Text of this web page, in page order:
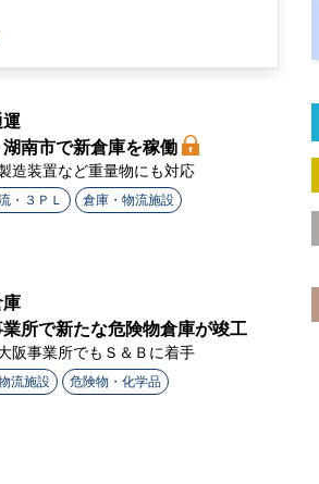
運
南市で新倉庫を稼働
造装置など重量物にも対応
・３ＰＬ 倉庫・物流施設
庫
所で新たな危険物倉庫が竣工
阪事業所でもＳ＆Ｂに着手
流施設 危険物・化学品